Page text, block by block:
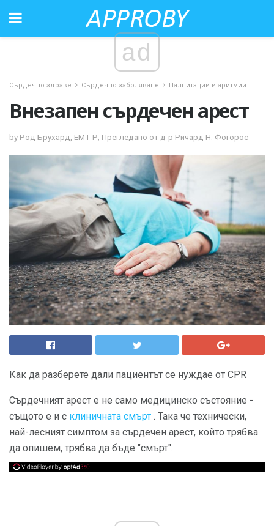
ad
Сърдечно здраве Сърдечно заболяване Палпитации и аритмии
Внезапен сърдечен арест
by Род Брухард, ЕМТ-Р; Прегледано от д-р Ричард Н. Фогорос
Как да разберете дали пациентът се нуждае от CPR
Сърдечният арест е не само медицинско състояние -
същото е и с клиничната смърт . Така че технически,
най-лесният симптом за сърдечен арест, който трябва
да опишем, трябва да бъде "смърт".